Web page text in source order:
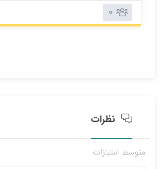
ا
ی
0
نظرات
متوسط امتیازات